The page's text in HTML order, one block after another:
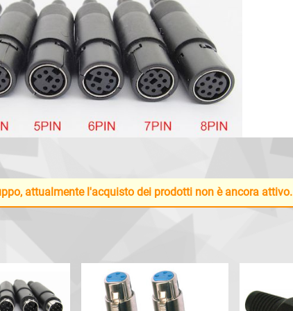
attualmente l'acquisto dei prodotti non è ancora attivo.